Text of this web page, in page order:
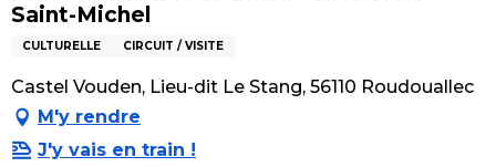
Saint-Michel
CULTURELLE CIRCUIT / VISITE
Castel Vouden, Lieu-dit Le Stang, 56110 Roudouallec
M'y rendre
J'y vais en train !